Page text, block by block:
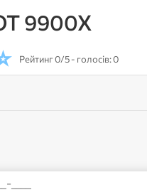
9900X
Рейтинг0/5 - голосів: 0